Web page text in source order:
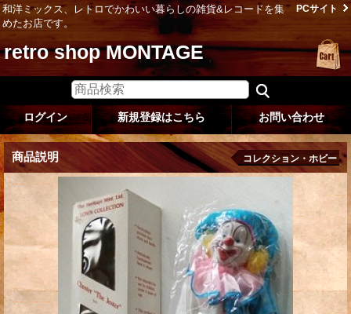
和洋ミックス、レトロでかわいい暮らしの雑貨&レコードを集
めたお店です。
PCサイト
retro shop MONTAGE
ログイン 新規登録はこちら お問い合わせ
商品説明 コレクション・ホビー